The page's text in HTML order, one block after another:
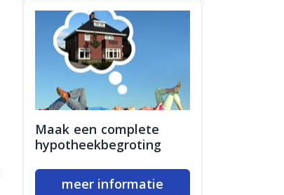
Maak een complete
hypotheekbegroting
meer informatie